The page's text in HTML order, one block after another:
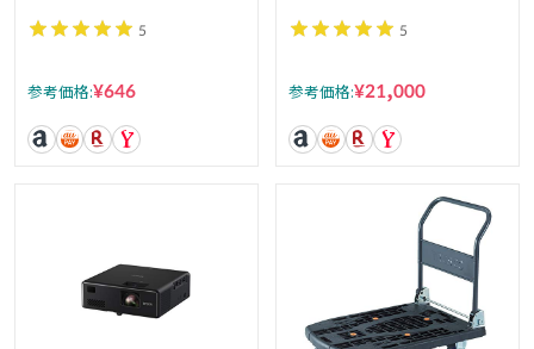
5
参考価格:¥646
ァロー製nasne™対応 静音
5
参考価格:¥21,000